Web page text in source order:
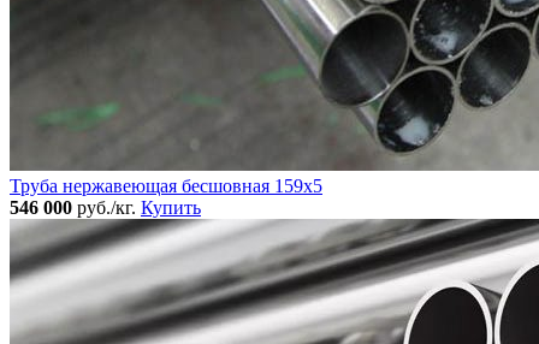
Труба нержавеющая бесшовная 159x5
546 000 руб./кг. Купить